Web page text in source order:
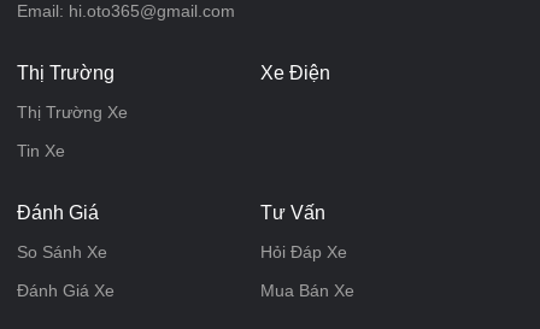
Email: hi.oto365@gmail.com
Thị Trường
Thị Trường Xe
Tin Xe
Xe Điện
Đánh Giá
So Sánh Xe
Đánh Giá Xe
Tư Vấn
Hỏi Đáp Xe
Mua Bán Xe